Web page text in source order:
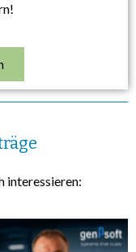
interessieren: